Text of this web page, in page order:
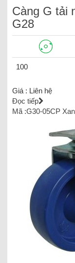
Càng G tải
G28
100
Giá : Liên hệ
Đọc tiếp
Mã :G30-05CP